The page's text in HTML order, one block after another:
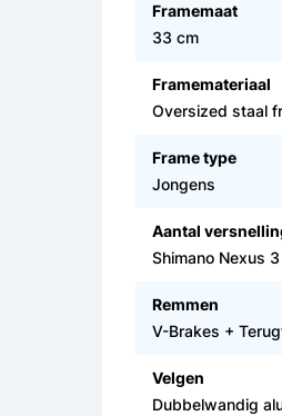
Framemaat
33 cm
Framemateriaal
Oversized staal
Frame type
Jongens
Aantal
Shimano Nexus 3
Remmen
V-Brakes +
Velgen
Dubbelwandig